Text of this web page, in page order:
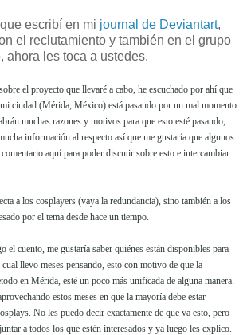
escribí en mi journal de Deviantart,
el reclutamiento y también en el grupo
, ahora les toca a ustedes.
el proyecto que llevaré a cabo, he escuchado por ahí que
ciudad (Mérida, México) está pasando por un mal momento
muchas razones y motivos para que esto esté pasando,
información al respecto así que me gustaría que algunos
aquí para poder discutir sobre esto e intercambiar
a los cosplayers (vaya la redundancia), sino también a los
por el tema desde hace un tiempo.
el cuento, me gustaría saber quiénes están disponibles para
llevo meses pensando, esto con motivo de que la
en Mérida, esté un poco más unificada de alguna manera.
estos meses en que la mayoría debe estar
No les puedo decir exactamente de que va esto, pero
a todos los que estén interesados y ya luego les explico.